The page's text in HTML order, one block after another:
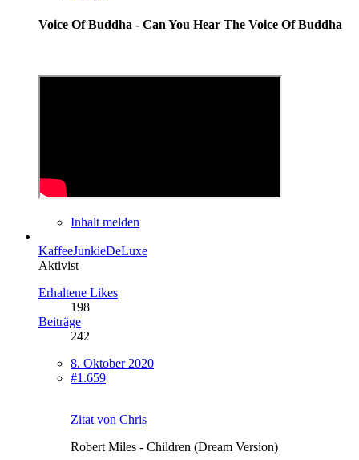
Voice Of Buddha - Can You Hear The Voice Of Buddha
Inhalt melden
KaffeeJunkieDeLuxe
Aktivist
Erhaltene Likes
198
Beiträge
242
8. Oktober 2020
#1.659
Zitat von Chris
Robert Miles ‎- Children (Dream Version)